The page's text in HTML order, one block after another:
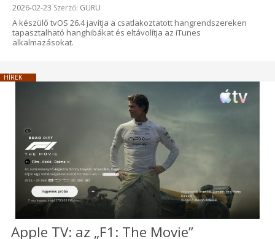
Beküldve:
2026-02-23 Szerző: GURU
A készülő tvOS 26.4 javítja a csatlakoztatott hangrendszereken
tapasztalható hanghibákat és eltávolítja az iTunes
alkalmazásokat.
HÍREK
Apple TV: az „F1: The Movie”